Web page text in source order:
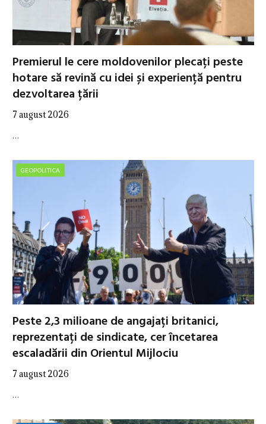
Premierul le cere moldovenilor plecați peste
hotare să revină cu idei și experiență pentru
dezvoltarea țării
7 august 2026
…
GEOPOLITICA
Peste 2,3 milioane de angajați britanici,
reprezentați de sindicate, cer încetarea
escaladării din Orientul Mijlociu
7 august 2026
…